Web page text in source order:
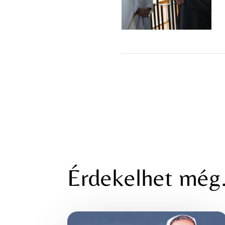
Érdekelhet